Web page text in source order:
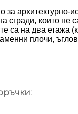
архитектурно-
сгради, които не
са на два етажа
плочи,